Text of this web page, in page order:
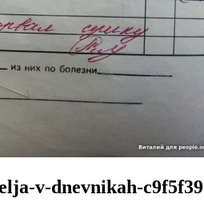
v-dnevnikah-c9f5f39